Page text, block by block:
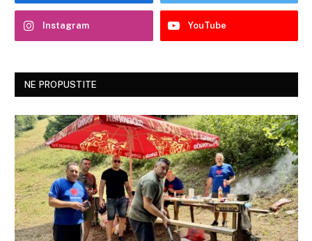
Instagram YouTube
NE PROPUSTITE